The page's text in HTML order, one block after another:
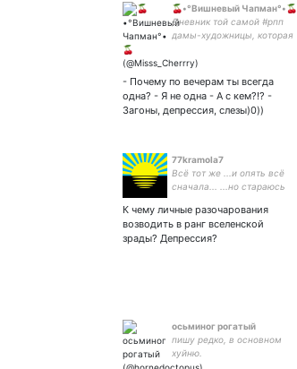
🍒•°Вишневый Чапман°•🍒
Дневник той самой #рпп
дамы-художницы, которая
#бодипозитив ✨🍒✨ Жена
- Почему по вечерам ты всегда
одна? - Я не одна - А с кем?!? -
Загоны, депрессия, слезы)0))
77kramola7
Всё тот же ...и опять всё
сначала... ...но стараюсь
К чему личные разочарования
возводить в ранг вселенской
зрады? Депрессия?
осьминог рогатый
пишу редко, в основном
хуйню.